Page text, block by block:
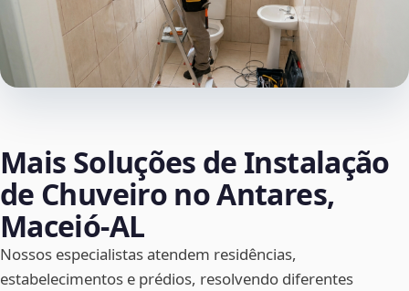
Mais Soluções de Instalação
de Chuveiro no Antares,
Maceió‑AL
Nossos especialistas atendem residências,
estabelecimentos e prédios, resolvendo diferentes